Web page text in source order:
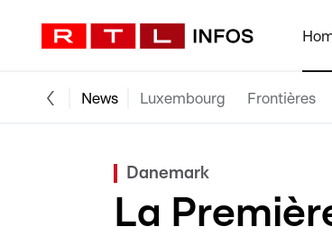
News Luxembourg Frontières
Danemark
La